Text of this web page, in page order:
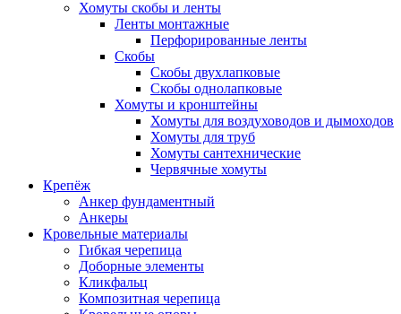
Хомуты скобы и ленты
Ленты монтажные
Перфорированные ленты
Скобы
Скобы двухлапковые
Скобы однолапковые
Хомуты и кронштейны
Хомуты для воздуховодов и дымоходов
Хомуты для труб
Хомуты сантехнические
Червячные хомуты
Крепёж
Анкер фундаментный
Анкеры
Кровельные материалы
Гибкая черепица
Доборные элементы
Кликфальц
Композитная черепица